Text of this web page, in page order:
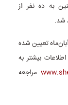
به ده نفر از
شد.
ثبت‌نام و ارسال آثار تا تاریخ ۲۵ مهرماه و ۷ آبان‌ماه تعیین شده
بیشتر به
مراجعه